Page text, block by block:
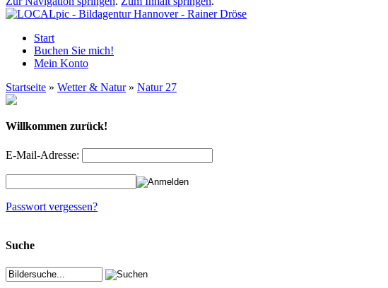
Start
Buchen Sie mich!
Mein Konto
Startseite » Wetter & Natur» Natur 27
Willkommen zurück!
E-Mail-Adresse:
Passwort vergessen?
Suche